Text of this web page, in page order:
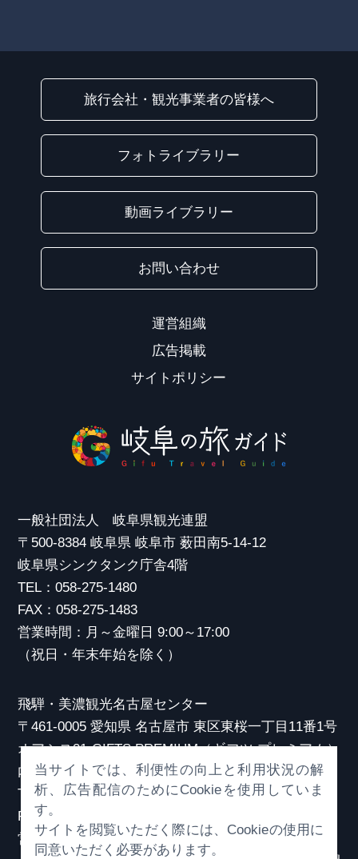
旅行会社・観光事業者の皆様へ
フォトライブラリー
動画ライブラリー
お問い合わせ
運営組織
広告掲載
サイトポリシー
一般社団法人 岐阜県観光連盟
〒500-8384 岐阜県 岐阜市 薮田南5-14-12
岐阜県シンクタンク庁舎4階
TEL：058-275-1480
FAX：058-275-1483
営業時間：月～金曜日 9:00～17:00
（祝日・年末年始を除く）
飛騨・美濃観光名古屋センター
〒461-0005 愛知県 名古屋市 東区東桜一丁目11番1号
オアシス21 GIFTS PREMIUM（ギフツ プレミアム）
内
TEL：052-253-6185
FAX：052-253-6186
営業時間：10:00～21:00
当サイトでは、利便性の向上と利用状況の解
析、広告配信のためにCookieを使用していま
す。
サイトを閲覧いただく際には、Cookieの使用に
同意いただく必要があります。